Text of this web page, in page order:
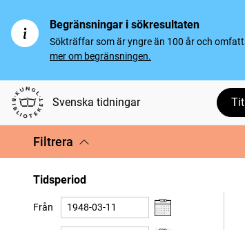
Begränsningar i sökresultaten
Sökträffar som är yngre än 100 år och
mer om begränsningen.
Svenska tidningar
Filtrera
Tidsperiod
Från